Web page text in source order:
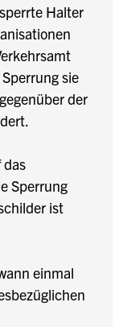
Halter
sie
der
das
Sperrung
ist
einmal